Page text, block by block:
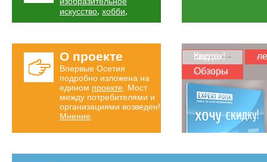
искусство, хобби,
О проекте
Впервые Осетия
подробно изложена на
едином проекте . Мост
между потребителями и
организациями возведен!
Мнение
Карта скидок!
Обзоры